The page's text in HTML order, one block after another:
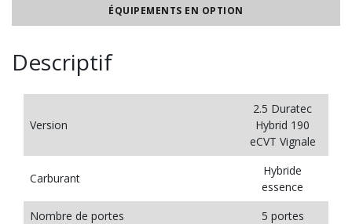
ÉQUIPEMENTS EN OPTION
Descriptif
Version
2.5 Duratec
Hybrid 190
eCVT Vignale
Carburant
Hybride
essence
Nombre de portes
5 portes